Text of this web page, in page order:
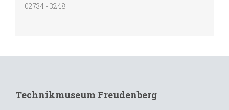
02734 - 3248
Technikmuseum Freudenberg